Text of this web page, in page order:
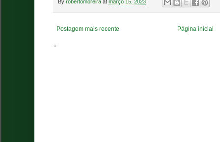
By robertomoreira at março 15, 2023
Postagem mais recente Página inicial
.